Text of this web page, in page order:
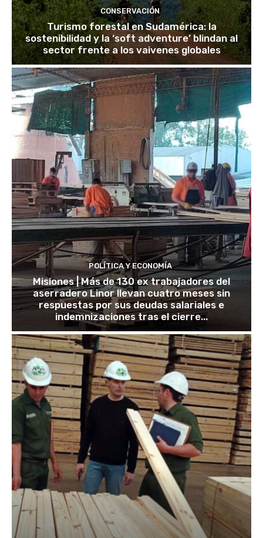
CONSERVACIÓN
Turismo forestal en Sudamérica: la
sostenibilidad y la ‘soft adventure’ blindan al
sector frente a los vaivenes globales
POLÍTICA Y ECONOMÍA
Misiones | Más de 130 ex trabajadores del
aserradero Linor llevan cuatro meses sin
respuestas por sus deudas salariales e
indemnizaciones tras el cierre...